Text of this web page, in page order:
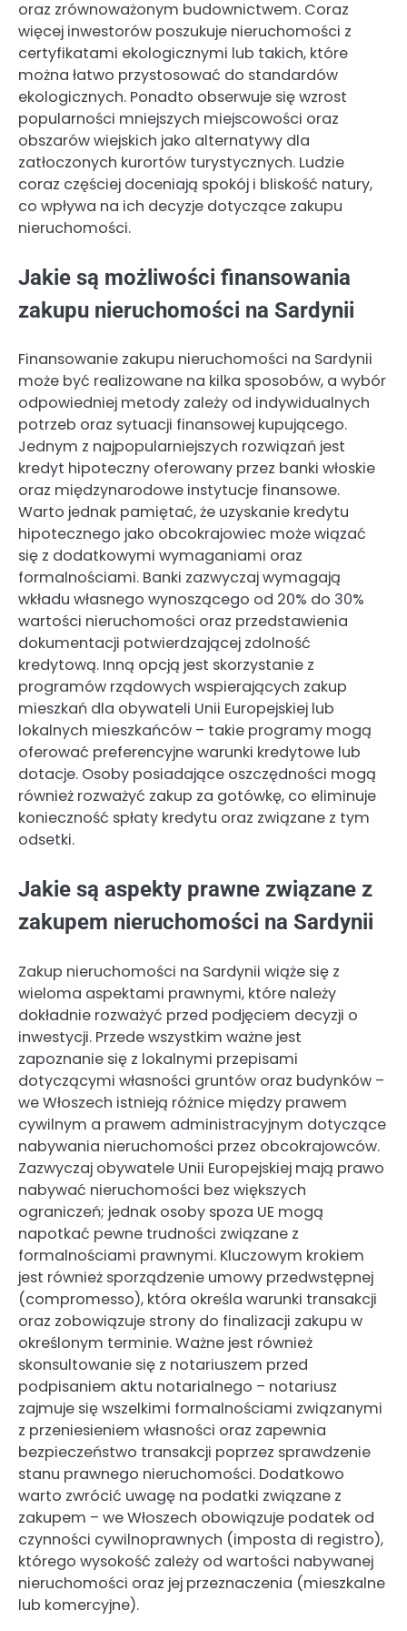
oraz zrównoważonym budownictwem. Coraz
więcej inwestorów poszukuje nieruchomości z
certyfikatami ekologicznymi lub takich, które
można łatwo przystosować do standardów
ekologicznych. Ponadto obserwuje się wzrost
popularności mniejszych miejscowości oraz
obszarów wiejskich jako alternatywy dla
zatłoczonych kurortów turystycznych. Ludzie
coraz częściej doceniają spokój i bliskość natury,
co wpływa na ich decyzje dotyczące zakupu
nieruchomości.
Jakie są możliwości finansowania
zakupu nieruchomości na Sardynii
Finansowanie zakupu nieruchomości na Sardynii
może być realizowane na kilka sposobów, a wybór
odpowiedniej metody zależy od indywidualnych
potrzeb oraz sytuacji finansowej kupującego.
Jednym z najpopularniejszych rozwiązań jest
kredyt hipoteczny oferowany przez banki włoskie
oraz międzynarodowe instytucje finansowe.
Warto jednak pamiętać, że uzyskanie kredytu
hipotecznego jako obcokrajowiec może wiązać
się z dodatkowymi wymaganiami oraz
formalnościami. Banki zazwyczaj wymagają
wkładu własnego wynoszącego od 20% do 30%
wartości nieruchomości oraz przedstawienia
dokumentacji potwierdzającej zdolność
kredytową. Inną opcją jest skorzystanie z
programów rządowych wspierających zakup
mieszkań dla obywateli Unii Europejskiej lub
lokalnych mieszkańców – takie programy mogą
oferować preferencyjne warunki kredytowe lub
dotacje. Osoby posiadające oszczędności mogą
również rozważyć zakup za gotówkę, co eliminuje
konieczność spłaty kredytu oraz związane z tym
odsetki.
Jakie są aspekty prawne związane z
zakupem nieruchomości na Sardynii
Zakup nieruchomości na Sardynii wiąże się z
wieloma aspektami prawnymi, które należy
dokładnie rozważyć przed podjęciem decyzji o
inwestycji. Przede wszystkim ważne jest
zapoznanie się z lokalnymi przepisami
dotyczącymi własności gruntów oraz budynków –
we Włoszech istnieją różnice między prawem
cywilnym a prawem administracyjnym dotyczące
nabywania nieruchomości przez obcokrajowców.
Zazwyczaj obywatele Unii Europejskiej mają prawo
nabywać nieruchomości bez większych
ograniczeń; jednak osoby spoza UE mogą
napotkać pewne trudności związane z
formalnościami prawnymi. Kluczowym krokiem
jest również sporządzenie umowy przedwstępnej
(compromesso), która określa warunki transakcji
oraz zobowiązuje strony do finalizacji zakupu w
określonym terminie. Ważne jest również
skonsultowanie się z notariuszem przed
podpisaniem aktu notarialnego – notariusz
zajmuje się wszelkimi formalnościami związanymi
z przeniesieniem własności oraz zapewnia
bezpieczeństwo transakcji poprzez sprawdzenie
stanu prawnego nieruchomości. Dodatkowo
warto zwrócić uwagę na podatki związane z
zakupem – we Włoszech obowiązuje podatek od
czynności cywilnoprawnych (imposta di registro),
którego wysokość zależy od wartości nabywanej
nieruchomości oraz jej przeznaczenia (mieszkalne
lub komercyjne).